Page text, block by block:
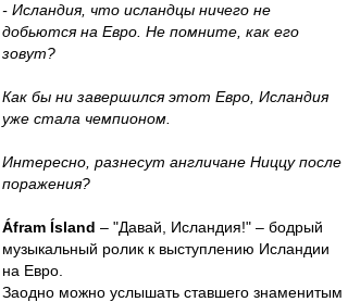
- Исландия, что исландцы ничего не
добьются на Евро. Не помните, как его
зовут?
Как бы ни завершился этот Евро, Исландия
уже стала чемпионом.
Интересно, разнесут англичане Ниццу после
поражения?
Áfram Ísland – "Давай, Исландия!" – бодрый
музыкальный ролик к выступлению Исландии
на Евро.
Заодно можно услышать ставшего знаменитым